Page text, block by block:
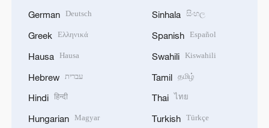
German Deutsch
Greek Ελληνικά
Hausa Hausa
Hebrew עברית
Hindi हिन्दी
Hungarian Magyar
Sinhala සිංහල
Spanish Español
Swahili Kiswahili
Tamil தமிழ்
Thai ไทย
Turkish Türkçe